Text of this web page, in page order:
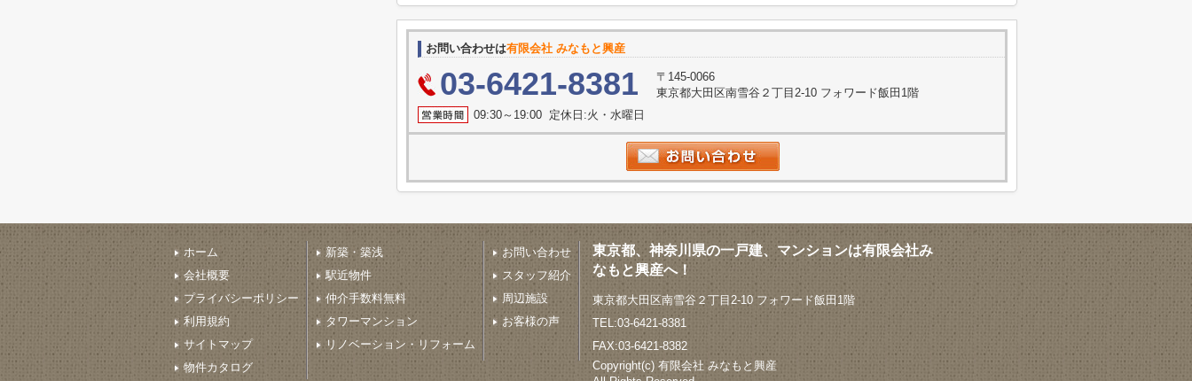
お問い合わせは有限会社 みなもと興産
03-6421-8381
〒145-0066
東京都大田区南雪谷２丁目2-10 フォワード飯田1階
09:30～19:00 定休日:火・水曜日
ホーム
会社概要
プライバシーポリシー
利用規約
サイトマップ
物件カタログ
新築・築浅
駅近物件
仲介手数料無料
タワーマンション
リノベーション・リフォーム
お問い合わせ
スタッフ紹介
周辺施設
お客様の声
東京都、神奈川県の一戸建、マンションは有限会社み
なもと興産へ！
東京都大田区南雪谷２丁目2-10 フォワード飯田1階
TEL:03-6421-8381
FAX:03-6421-8382
Copyright(c) 有限会社 みなもと興産